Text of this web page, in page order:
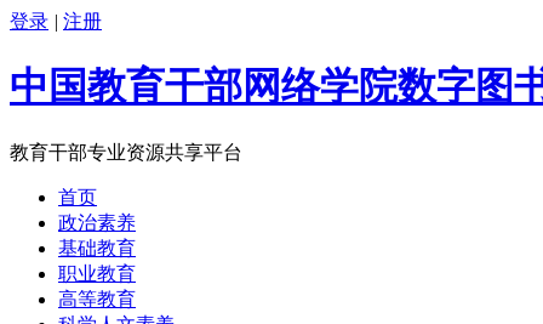
登录 | 注册
中国教育干部网络学院数字图
教育干部专业资源共享平台
首页
政治素养
基础教育
职业教育
高等教育